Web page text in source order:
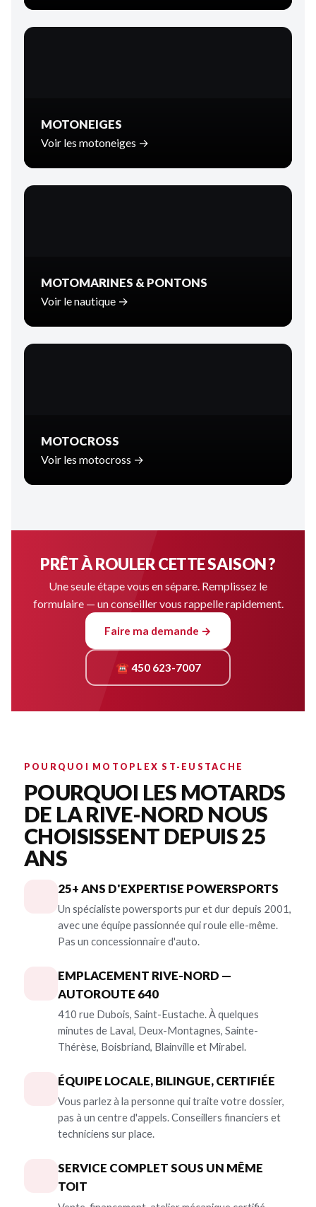
MOTONEIGES
Voir les motoneiges →
MOTOMARINES & PONTONS
Voir le nautique →
MOTOCROSS
Voir les motocross →
PRÊT À ROULER CETTE SAISON ?
Une seule étape vous en sépare. Remplissez le
formulaire — un conseiller vous rappelle rapidement.
Faire ma demande →
☎ 450 623-7007
POURQUOI MOTOPLEX ST-EUSTACHE
POURQUOI LES MOTARDS
DE LA RIVE-NORD NOUS
CHOISISSENT DEPUIS 25
ANS
25+ ANS D'EXPERTISE POWERSPORTS
Un spécialiste powersports pur et dur depuis 2001,
avec une équipe passionnée qui roule elle-même.
Pas un concessionnaire d'auto.
EMPLACEMENT RIVE-NORD —
AUTOROUTE 640
410 rue Dubois, Saint-Eustache. À quelques
minutes de Laval, Deux-Montagnes, Sainte-
Thérèse, Boisbriand, Blainville et Mirabel.
ÉQUIPE LOCALE, BILINGUE, CERTIFIÉE
Vous parlez à la personne qui traite votre dossier,
pas à un centre d'appels. Conseillers financiers et
techniciens sur place.
SERVICE COMPLET SOUS UN MÊME
TOIT